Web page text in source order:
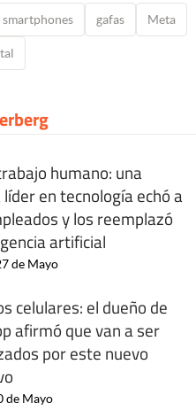
smartphones gafas Meta
humano: una
en tecnología echó a
y los reemplazó
artificial
de Mayo
celulares: el dueño de
afirmó que van a ser
por este nuevo
de Mayo